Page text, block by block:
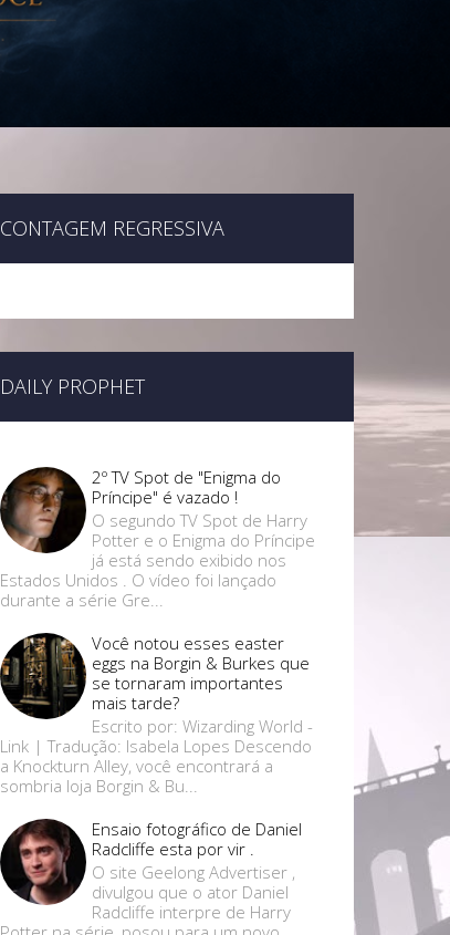
CONTAGEM REGRESSIVA
DAILY PROPHET
2º TV Spot de "Enigma do
Príncipe" é vazado !
O segundo TV Spot de Harry
Potter e o Enigma do Príncipe
já está sendo exibido nos
Estados Unidos . O vídeo foi lançado
durante a série Gre...
Você notou esses easter
eggs na Borgin & Burkes que
se tornaram importantes
mais tarde?
Escrito por: Wizarding World -
Link | Tradução: Isabela Lopes Descendo
a Knockturn Alley, você encontrará a
sombria loja Borgin & Bu...
Ensaio fotográfico de Daniel
Radcliffe esta por vir .
O site Geelong Advertiser ,
divulgou que o ator Daniel
Radcliffe interpre de Harry